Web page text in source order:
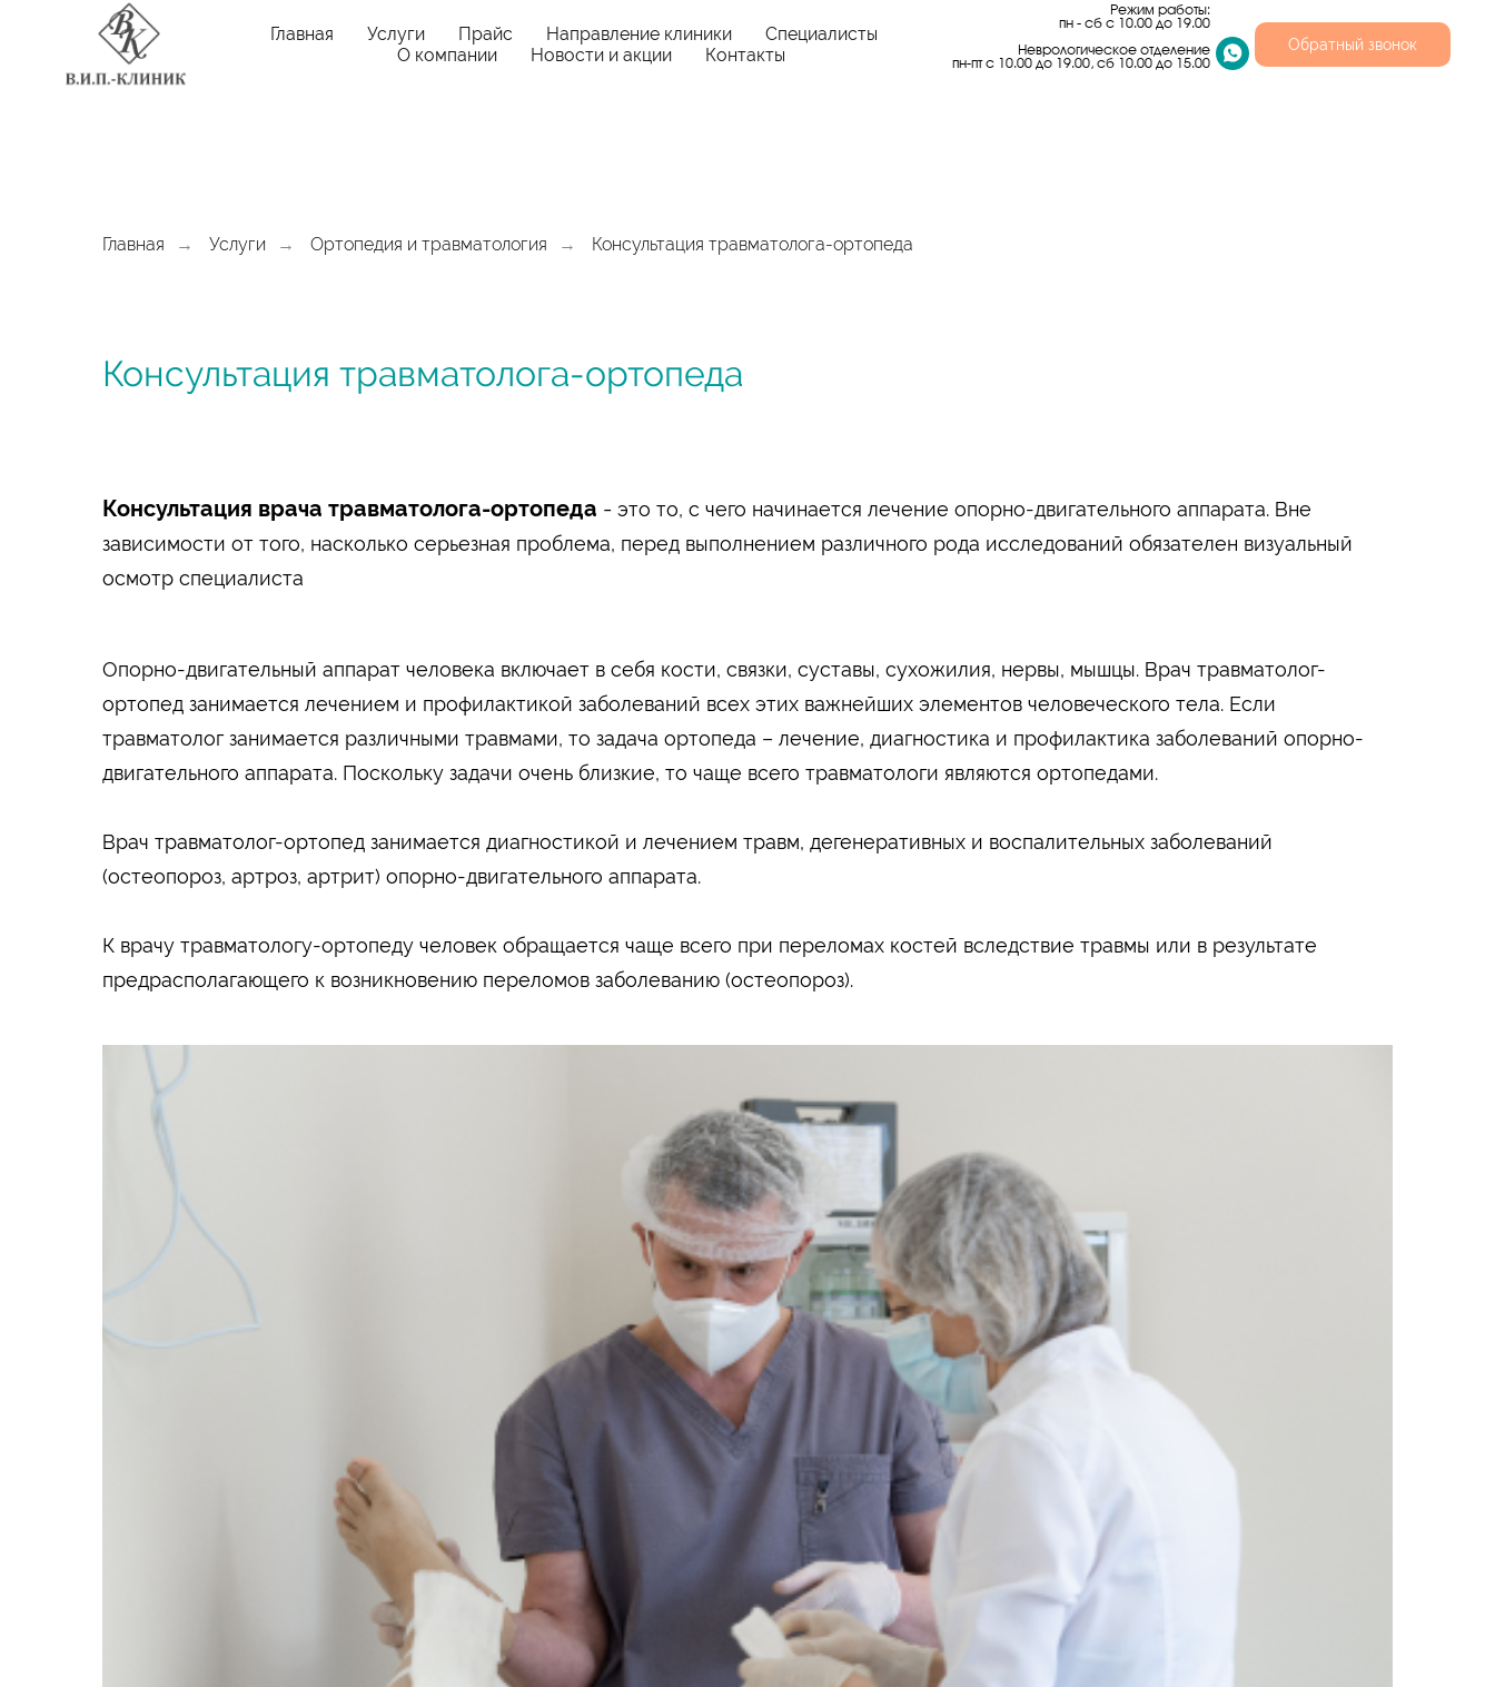
Главная Услуги Прайс Направление клиники
Специалисты
О компании
Новости и акции Контакты
Режим работы:
пн - сб с 10.00 до 19.00
Неврологическое отделение
пн-пт с 10.00 до 19.00, сб 10.00 до 15.00
Обратный звонок
Главная → Услуги → Ортопедия и травматология → Консультация травматолога-ортопеда
Консультация травматолога-ортопеда
Консультация врача травматолога-ортопеда - это то, с чего начинается лечение опорно-двигательного аппарата. Вне
зависимости от того, насколько серьезная проблема, перед выполнением различного рода исследований обязателен визуальный
осмотр специалиста
Опорно-двигательный аппарат человека включает в себя кости, связки, суставы, сухожилия, нервы, мышцы. Врач травматолог-
ортопед занимается лечением и профилактикой заболеваний всех этих важнейших элементов человеческого тела. Если
травматолог занимается различными травмами, то задача ортопеда – лечение, диагностика и профилактика заболеваний опорно-
двигательного аппарата. Поскольку задачи очень близкие, то чаще всего травматологи являются ортопедами.
Врач травматолог-ортопед занимается диагностикой и лечением травм, дегенеративных и воспалительных заболеваний
(остеопороз, артроз, артрит) опорно-двигательного аппарата.
К врачу травматологу-ортопеду человек обращается чаще всего при переломах костей вследствие травмы или в результате
предрасполагающего к возникновению переломов заболеванию (остеопороз).